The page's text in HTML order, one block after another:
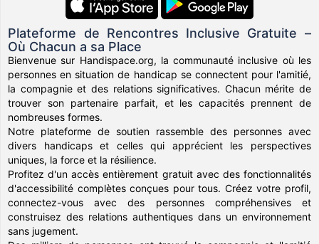
Plateforme de Rencontres Inclusive Gratuite –
Où Chacun a sa Place
Bienvenue sur Handispace.org, la communauté inclusive où les
personnes en situation de handicap se connectent pour l'amitié,
la compagnie et des relations significatives. Chacun mérite de
trouver son partenaire parfait, et les capacités prennent de
nombreuses formes.
Notre plateforme de soutien rassemble des personnes avec
divers handicaps et celles qui apprécient les perspectives
uniques, la force et la résilience.
Profitez d'un accès entièrement gratuit avec des fonctionnalités
d'accessibilité complètes conçues pour tous. Créez votre profil,
connectez-vous avec des personnes compréhensives et
construisez des relations authentiques dans un environnement
sans jugement.